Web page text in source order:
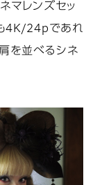
マレンズセッ
も4K/24pであれ
を並べるシネ